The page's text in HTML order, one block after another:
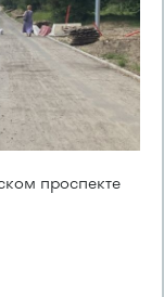
проспекте